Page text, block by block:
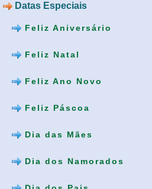
Datas Especiais
Feliz Aniversário
Feliz Natal
Feliz Ano Novo
Feliz Páscoa
Dia das Mães
Dia dos Namorados